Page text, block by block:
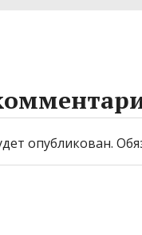
опубликован.